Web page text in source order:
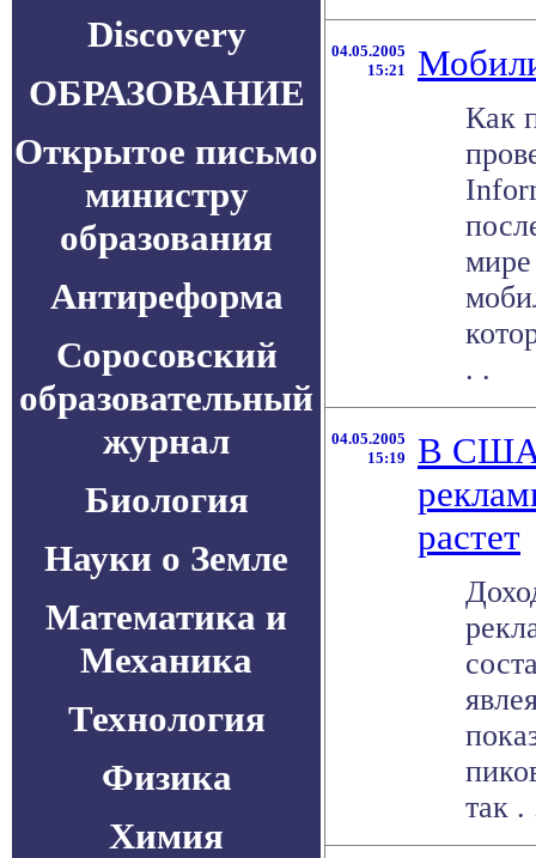
Discovery
ОБРАЗОВАНИЕ
Открытое письмо
министру
образования
Антиреформа
Соросовский
образовательный
журнал
Биология
Науки о Земле
Математика и
Механика
Технология
Физика
Химия
04.05.2005
15:21
Как
мире
. .
04.05.2005
15:19
В США
растет
так .